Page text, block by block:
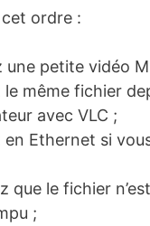
ordre :
une petite vidéo
même fichier
avec VLC ;
Ethernet si
que le fichier
;